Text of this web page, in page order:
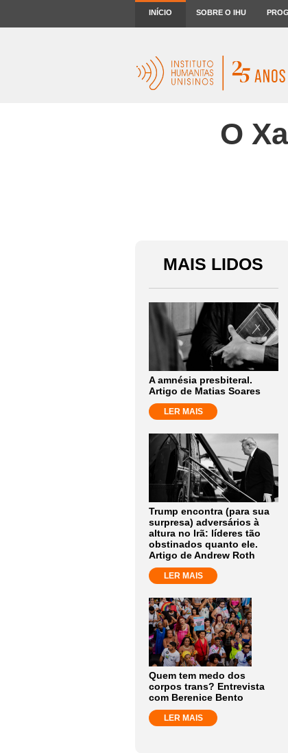
INÍCIO SOBRE O IHU
O
MAIS LIDOS
A amnésia presbiteral.
Artigo de Matias Soares
LER MAIS
Trump encontra (para sua
surpresa) adversários à
altura no Irã: líderes tão
obstinados quanto ele.
Artigo de Andrew Roth
LER MAIS
Quem tem medo dos
corpos trans? Entrevista
com Berenice Bento
LER MAIS